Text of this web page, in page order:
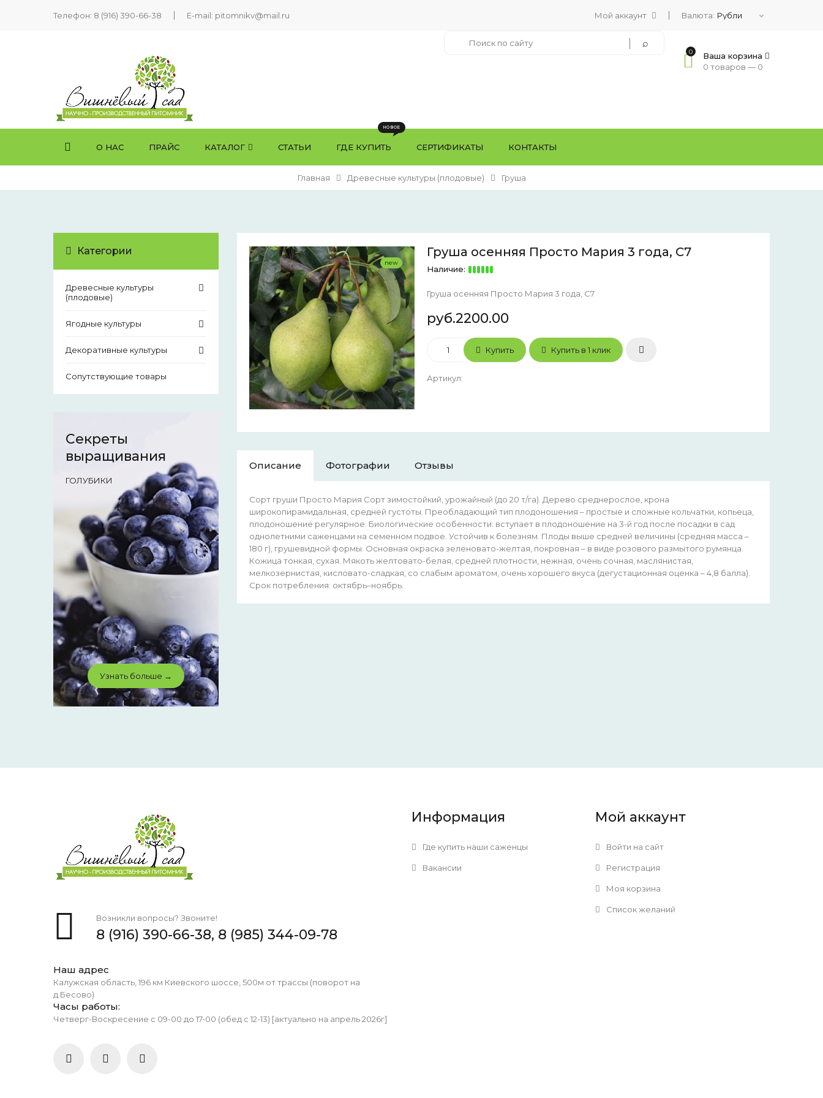
Телефон: 8 (916) 390-66-38 E-mail: pitomnikv@mail.ru Мой аккаунт Валюта:
0
Ваша корзина
0 товаров — 0
О НАС ПРАЙС КАТАЛОГ СТАТЬИ ГДЕ КУПИТЬ СЕРТИФИКАТЫ КОНТАКТЫ
Главная Древесные культуры (плодовые) Груша
new
Груша осенняя Просто Мария 3 года, С7
Наличие:
Груша осенняя Просто Мария 3 года, С7
руб.2200.00
Купить Купить в 1 клик
Артикул:
Описание Фотографии Отзывы
Сорт груши Просто Мария Сорт зимостойкий, урожайный (до 20 т/га). Дерево среднерослое, крона
широкопирамидальная, средней густоты. Преобладающий тип плодоношения – простые и сложные кольчатки, копьеца,
плодоношение регулярное. Биологические особенности: вступает в плодоношение на 3-й год после посадки в сад
однолетними саженцами на семенном подвое. Устойчив к болезням. Плоды выше средней величины (средняя масса –
180 г), грушевидной формы. Основная окраска зеленовато-желтая, покровная – в виде розового размытого румянца.
Кожица тонкая, сухая. Мякоть желтовато-белая, средней плотности, нежная, очень сочная, маслянистая,
мелкозернистая, кисловато-сладкая, со слабым ароматом, очень хорошего вкуса (дегустационная оценка – 4,8 балла).
Срок потребления: октябрь–ноябрь.
Категории
Древесные культуры
(плодовые)
Ягодные культуры
Декоративные культуры
Сопутствующие товары
Секреты
выращивания
ГОЛУБИКИ
Узнать больше →
Возникли вопросы? Звоните!
8 (916) 390-66-38, 8 (985) 344-09-78
Наш адрес
Калужская область, 196 км Киевского шоссе, 500м от трассы (поворот на
д.Бесово)
Часы работы:
Четверг-Воскресение с 09-00 до 17-00 (обед с 12-13) [актуально на апрель 2026г]
Информация
Где купить наши саженцы
Вакансии
Мой аккаунт
Войти на сайт
Регистрация
Моя корзина
Список желаний